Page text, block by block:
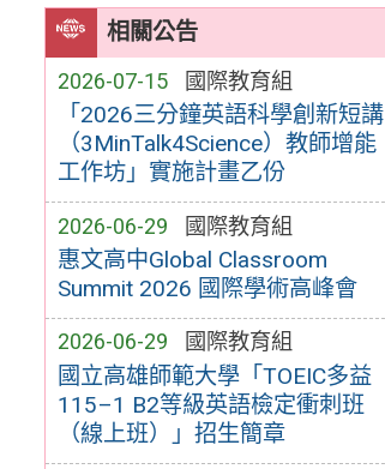
相關公告
2026-07-15 國際教育組
「2026三分鐘英語科學創新短講
（3MinTalk4Science）教師增能
工作坊」實施計畫乙份
2026-06-29 國際教育組
惠文高中Global Classroom
Summit 2026 國際學術高峰會
2026-06-29 國際教育組
國立高雄師範大學「TOEIC多益
115–1 B2等級英語檢定衝刺班
（線上班）」招生簡章